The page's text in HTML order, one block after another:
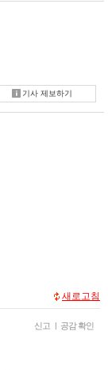
기사 제보하기
새로고침
신고 | 공감 확인